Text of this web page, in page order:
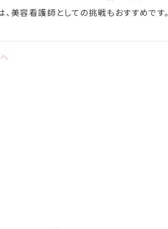
、美容看護師としての挑戦もおすすめです。